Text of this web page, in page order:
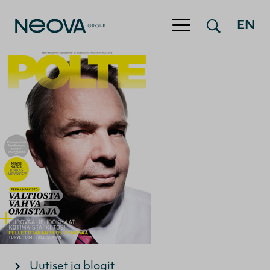
Hyppää sisältöön
EN
Uutiset ja blogit